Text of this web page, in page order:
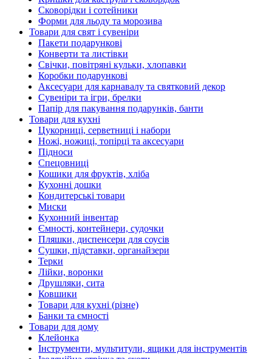
Сковорідки і сотейники
Форми для льоду та морозива
Товари для свят і сувеніри
Пакети подарункові
Конверти та листівки
Свічки, повітряні кульки, хлопавки
Коробки подарункові
Аксесуари для карнавалу та святковий декор
Сувеніри та ігри, брелки
Папір для пакування подарунків, банти
Товари для кухні
Цукорниці, серветниці і набори
Ножі, ножиці, топірці та аксесуари
Підноси
Спецовниці
Кошики для фруктів, хліба
Кухонні дошки
Кондитерські товари
Миски
Кухонний інвентар
Ємності, контейнери, судочки
Пляшки, диспенсери для соусів
Сушки, підставки, органайзери
Терки
Лійки, воронки
Друшляки, сита
Ковшики
Товари для кухні (різне)
Банки та ємності
Товари для дому
Клейонка
Інструменти, мультитули, ящики для інструментів